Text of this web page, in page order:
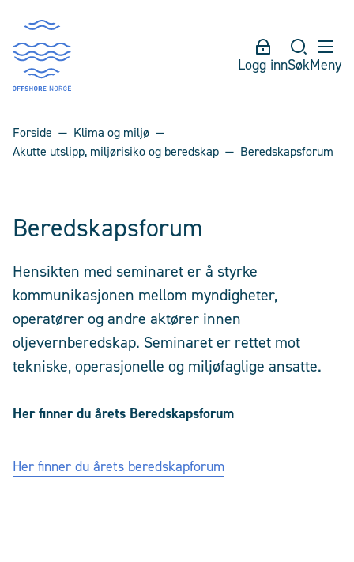
Logg innSøkMeny
Forside
Klima og miljø
Akutte utslipp, miljørisiko og beredskap
Beredskapsforum
Beredskapsforum
Hensikten med seminaret er å styrke
kommunikasjonen mellom myndigheter,
operatører og andre aktører innen
oljevernberedskap. Seminaret er rettet mot
tekniske, operasjonelle og miljøfaglige ansatte.
Her finner du årets Beredskapsforum
Her finner du årets beredskapforum